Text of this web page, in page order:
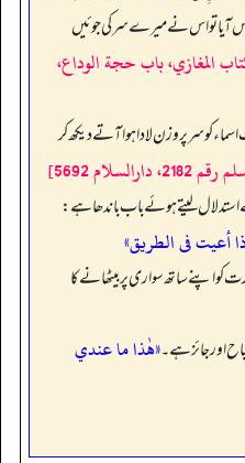
آیا تو اس نے میرے سر کی جوئیں
المغازي، باب حجة الوداع،
کو سر پر وزن لادا ہوا آتے دیکھ کر
5692]
لیتے ہوئے باب باندھا ہے:
أعيت فى الطريق»
کو اپنے ساتھ سواری پر بیٹھانے کا
اور جائز ہے۔«هٰذا ما عندي